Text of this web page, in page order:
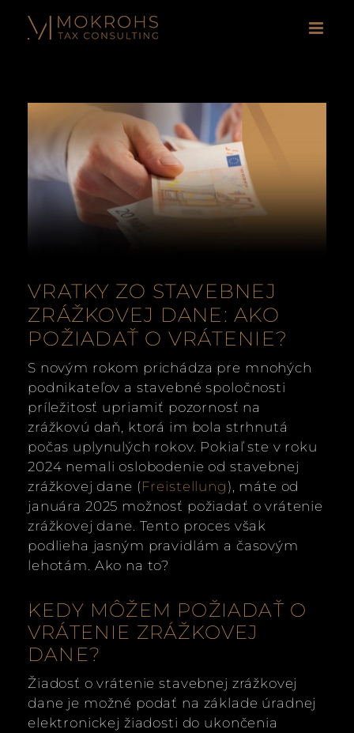
content
VRATKY ZO STAVEBNEJ
ZRÁŽKOVEJ DANE: AKO
POŽIADAŤ O VRÁTENIE?
S novým rokom prichádza pre mnohých
podnikateľov a stavebné spoločnosti
príležitosť upriamiť pozornosť na
zrážkovú daň, ktorá im bola strhnutá
počas uplynulých rokov. Pokiaľ ste v roku
2024 nemali oslobodenie od stavebnej
zrážkovej dane (Freistellung ), máte od
januára 2025 možnosť požiadať o vrátenie
zrážkovej dane. Tento proces však
podlieha jasným pravidlám a časovým
lehotám. Ako na to?
KEDY MÔŽEM POŽIADAŤ O
VRÁTENIE ZRÁŽKOVEJ
DANE?
Žiadosť o vrátenie stavebnej zrážkovej
dane je možné podať na základe úradnej
elektronickej žiadosti do ukončenia